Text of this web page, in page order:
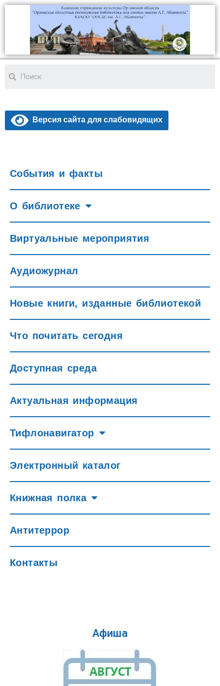
Версия сайта для слабовидящих
События и факты
О библиотеке
Виртуальные мероприятия
Аудиожурнал
Новые книги, изданные библиотекой
Что почитать сегодня
Доступная среда
Актуальная информация
Тифлонавигатор
Электронный каталог
Книжная полка
Антитеррор
Контакты
Афиша